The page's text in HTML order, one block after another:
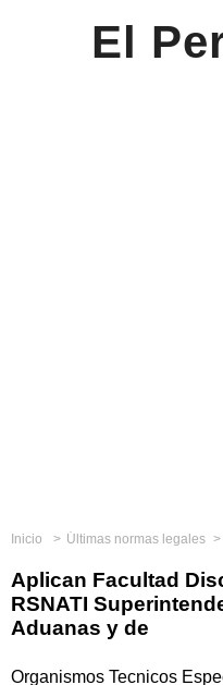
El
Inicio Últimas normas legales
Aplican Facultad
RSNATI
Aduanas y de
Organismos Tecnicos